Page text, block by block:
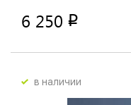
6 250 p
в наличии